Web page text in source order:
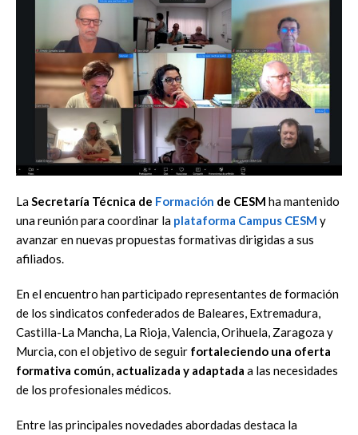
LaSecretaría Técnica de Formación de CESM ha mantenido
una reunión para coordinar la plataforma Campus CESM y
avanzar en nuevas propuestas formativas dirigidas a sus
afiliados.
En el encuentro han participado representantes de formación
de los sindicatos confederados de Baleares, Extremadura,
Castilla-La Mancha, La Rioja, Valencia, Orihuela, Zaragoza y
Murcia, con el objetivo de seguir fortaleciendo una oferta
formativa común, actualizada y adaptada a las necesidades
de los profesionales médicos.
Entre las principales novedades abordadas destaca la